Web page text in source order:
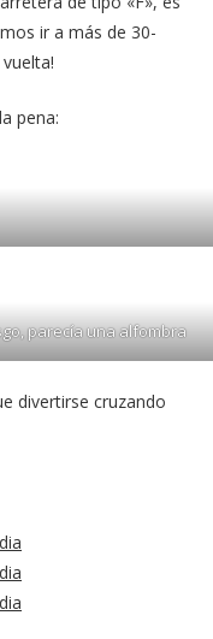
ir a más de 30-
pena:
parecía una alfombra
divertirse cruzando